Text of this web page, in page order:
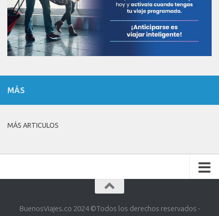
MÁS
MÁS ARTICULOS
BuenosViajes.co 2024 ©️Todos los derechos reservados -